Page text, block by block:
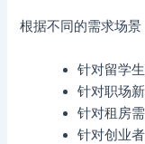
根据不同的需求场景
针对留学
针对职场
针对租房
针对创业